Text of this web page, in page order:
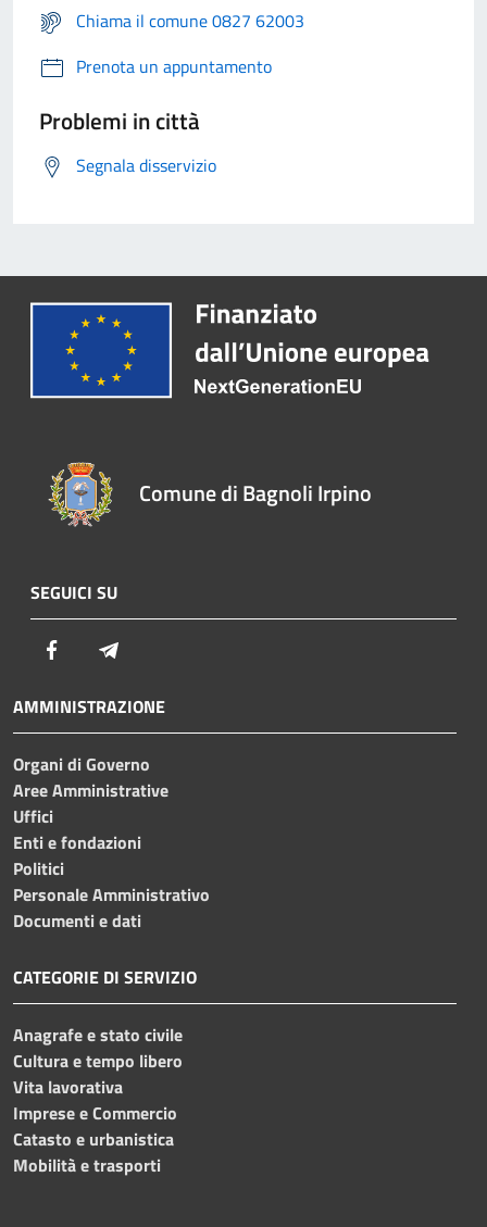
Chiama il comune 0827 62003
Prenota un appuntamento
Problemi in città
Segnala disservizio
Comune di Bagnoli Irpino
SEGUICI SU
Facebook
AMMINISTRAZIONE
Organi di Governo
Aree Amministrative
Uffici
Enti e fondazioni
Politici
Personale Amministrativo
Documenti e dati
CATEGORIE DI SERVIZIO
Anagrafe e stato civile
Cultura e tempo libero
Vita lavorativa
Imprese e Commercio
Catasto e urbanistica
Mobilità e trasporti